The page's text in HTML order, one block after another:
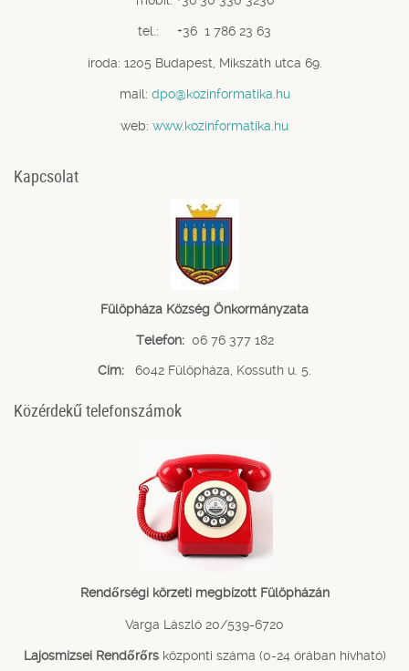
tel.: +36 1 786 23 63
iroda: 1205 Budapest, Mikszáth utca 69.
mail: dpo@kozinformatika.hu
web: www.kozinformatika.hu
Kapcsolat
Fülöpháza Község Önkormányzata
Telefon: 06 76 377 182
Cím: 6042 Fülöpháza, Kossuth u. 5.
Közérdekű telefonszámok
Rendőrségi körzeti megbízott Fülöpházán
Varga László 20/539-6720
Lajosmizsei Rendőrőrsközponti száma (0-24 órában hívható)